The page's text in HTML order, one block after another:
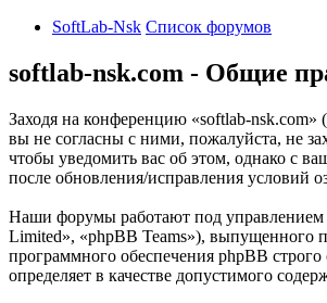
SoftLab-Nsk Список форумов
softlab-nsk.com - Общие
Заходя на конференцию «softlab-
вы не согласны с ними, пожалуйста, не
чтобы уведомить вас об этом, однако с
после обновления/исправления условий
Наши форумы работают под управлением
Limited», «phpBB Teams»), выпущенного
программного обеспечения phpBB
определяет в качестве допустимого